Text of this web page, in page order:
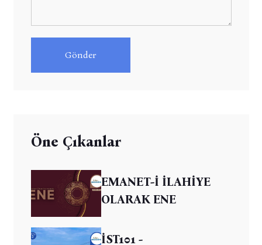
Gönder
Öne Çıkanlar
EMANET-İ İLAHİYE
OLARAK ENE
İST101 -